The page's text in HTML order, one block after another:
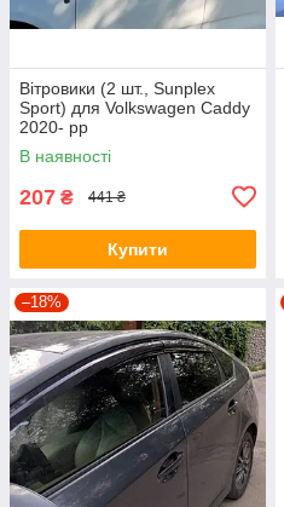
Вітровики (2 шт., Sunplex
Sport) для Volkswagen Caddy
2020- рр
В наявності
207 ₴ 441 ₴
Купити
–18%